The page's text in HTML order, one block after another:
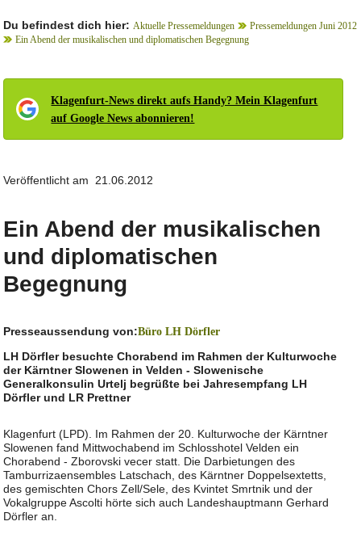
Du befindest dich hier: Aktuelle Pressemeldungen
Pressemeldungen Juni 2012
Ein Abend der musikalischen und diplomatischen Begegnung
Klagenfurt-News direkt aufs Handy? Mein Klagenfurt
auf Google News abonnieren!
Veröffentlicht am 21.06.2012
Ein Abend der musikalischen
und diplomatischen
Begegnung
Presseaussendung von:Büro LH Dörfler
LH Dörfler besuchte Chorabend im Rahmen der Kulturwoche
der Kärntner Slowenen in Velden - Slowenische
Generalkonsulin Urtelj begrüßte bei Jahresempfang LH
Dörfler und LR Prettner
Klagenfurt (LPD). Im Rahmen der 20. Kulturwoche der Kärntner
Slowenen fand Mittwochabend im Schlosshotel Velden ein
Chorabend - Zborovski vecer statt. Die Darbietungen des
Tamburrizaensembles Latschach, des Kärntner Doppelsextetts,
des gemischten Chors Zell/Sele, des Kvintet Smrtnik und der
Vokalgruppe Ascolti hörte sich auch Landeshauptmann Gerhard
Dörfler an.